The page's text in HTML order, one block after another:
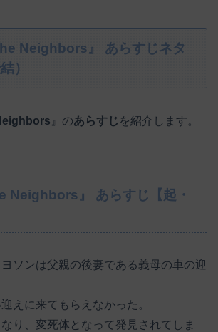
Neighbors』 あらすじネタ
）
』のあらすじ を紹介します。
Neighbors』 あらすじ【起・
ソンは父親の後妻である義母の車の迎
えに来てもらえなかった。
り、変死体となって発見されてしま